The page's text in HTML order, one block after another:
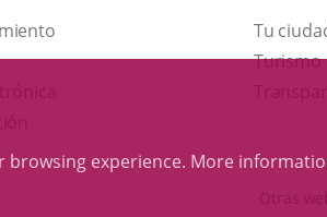
browsing experience. More
Tu
Turismo
external
Otras